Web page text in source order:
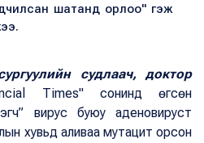
шатанд орлоо" гэж
судлаач, доктор
Times" сонинд өгсөн
вирус буюу аденовируст
хувьд аливаа мутацит орсон